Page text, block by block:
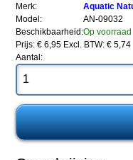
BC
60
x
40
Aquatic
Nature
Foto
Merk:
Aquatic
Model:
AN-09032
Beschikbaarheid:Op voorraad
Prijs: € 6,95 Excl. BTW: € 5,74
Aantal: